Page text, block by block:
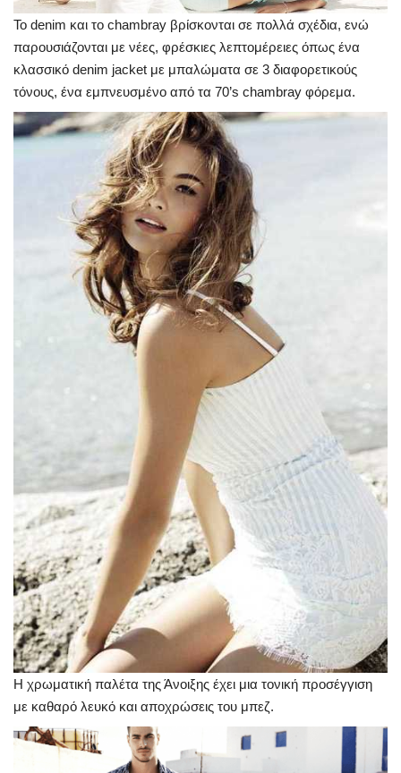
Το denim και το chambray βρίσκονται σε πολλά σχέδια, ενώ
παρουσιάζονται με νέες, φρέσκιες λεπτομέρειες όπως ένα
κλασσικό denim jacket με μπαλώματα σε 3 διαφορετικούς
τόνους, ένα εμπνευσμένο από τα 70’s chambray φόρεμα.
Η χρωματική παλέτα της Άνοιξης έχει μια τονική προσέγγιση
με καθαρό λευκό και αποχρώσεις του μπεζ.